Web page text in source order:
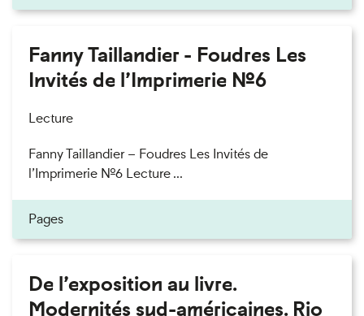
Fanny Taillandier - Foudres Les
Invités de l’Imprimerie n°6
Lecture
Fanny Taillandier – Foudres Les Invités de
l’Imprimerie n°6 Lecture ...
Pages
De l’exposition au livre.
Modernités sud-américaines. Rio